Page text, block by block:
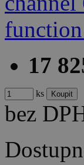
17
ks
bez